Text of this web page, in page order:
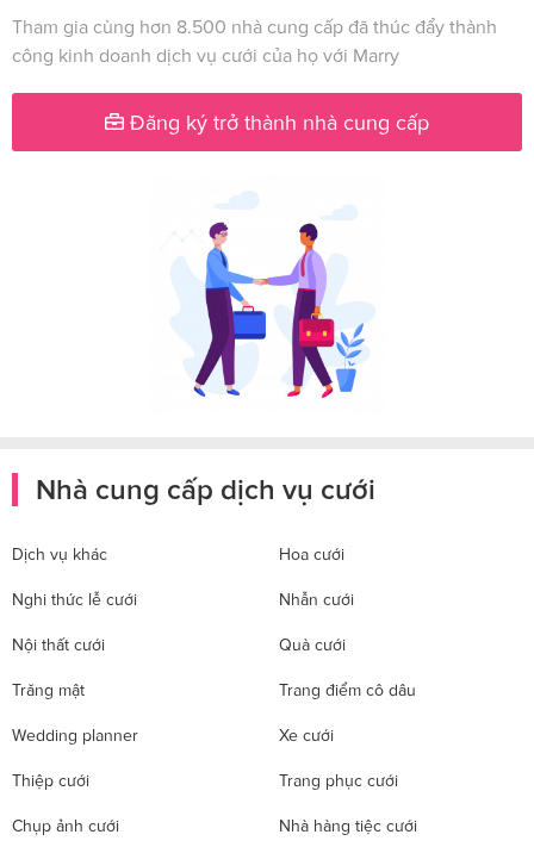
Tham gia cùng hơn 8.500 nhà cung cấp đã thúc đẩy thành
công kinh doanh dịch vụ cưới của họ với Marry
Đăng ký trở thành nhà cung cấp
Nhà cung cấp dịch vụ cưới
Dịch vụ khác Hoa cưới
Nghi thức lễ cưới Nhẫn cưới
Nội thất cưới Quà cưới
Trăng mật Trang điểm cô dâu
Wedding planner Xe cưới
Thiệp cưới Trang phục cưới
Chụp ảnh cưới Nhà hàng tiệc cưới